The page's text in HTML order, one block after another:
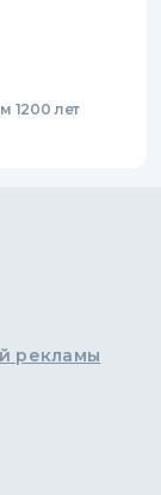
1200 лет
рекламы